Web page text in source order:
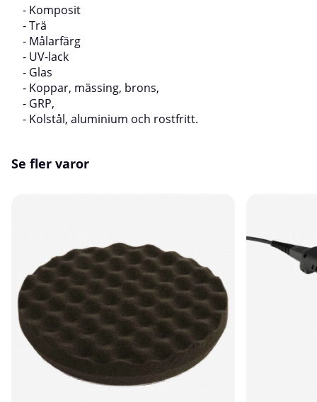
- Komposit
- Trä
- Målarfärg
- UV-lack
- Glas
- Koppar, mässing, brons,
- GRP,
- Kolstål, aluminium och rostfritt.
Se fler varor